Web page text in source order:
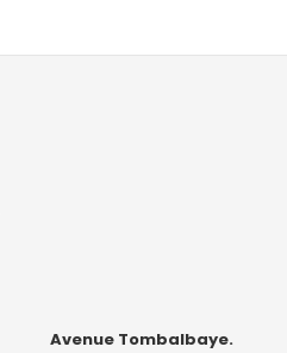
Avenue Tombalbaye.